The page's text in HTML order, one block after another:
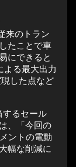
来のトラン
たことで車
にできると
よる最大出力
した点など
するセール
、「今回の
ントの電動
幅な削減に